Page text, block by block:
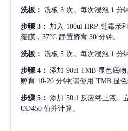
洗板： 洗板 3 次。每次浸泡 1 分
步骤 3： 加入 100ul HRP-链霉亲
覆膜，37°C 静置孵育 30 分钟。
洗板： 洗板 5 次。每次浸泡 1 分
步骤 4： 添加 90ul TMB 显色底
孵育 10-20 分钟(请使用 TMB 显色
步骤 5： 添加 50ul 反应终止液。
OD450 值并计算。